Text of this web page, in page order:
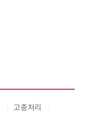
고충처리